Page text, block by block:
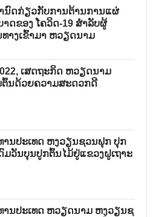
ນົດກ່ຽວກັບການຕ້ານການແຜ່
າດຂອງ ໂຄວິດ-19 ສຳລັບຜູ້
ທາງເຂົ້າມາ ຫວຽດນາມ
ເສດຖະກິດ ຫວຽດນາມ
ຕົ້ນດ້ວຍຄວາມສະດວກດີ
ານປະເທດ ຫງວຽນຊວນຟຸກ ປຸກ
ມວັນບຸນປູກຕົ້ນໄມ້ຢູ່ແຂວງຝູເຖາະ
ານປະເທດ ຫວຽດນາມ ຫງວຽນຊ